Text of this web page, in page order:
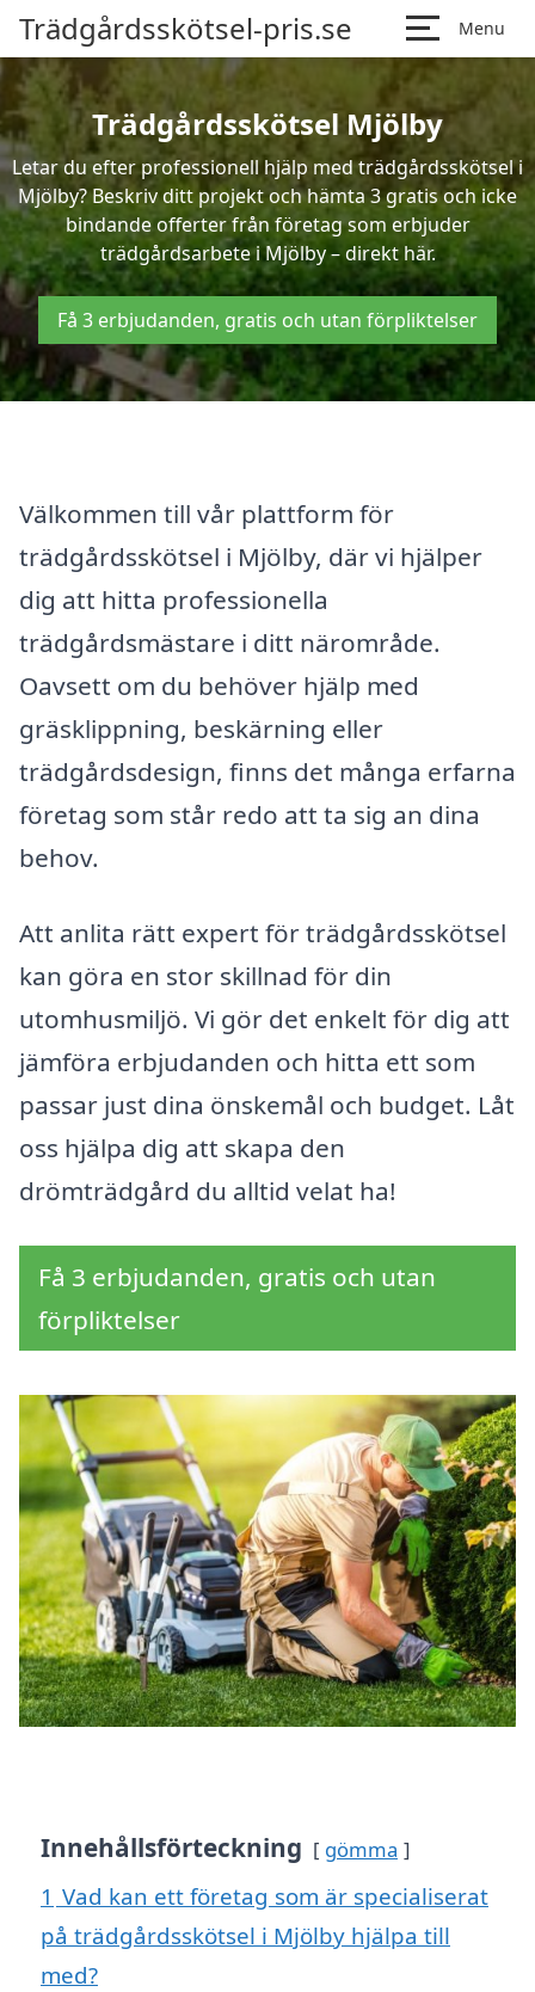
Trädgårdsskötsel-pris.se Menu
Trädgårdsskötsel Mjölby
Letar du efter professionell hjälp med trädgårdsskötsel i
Mjölby? Beskriv ditt projekt och hämta 3 gratis och icke
bindande offerter från företag som erbjuder
trädgårdsarbete i Mjölby – direkt här.
Få 3 erbjudanden, gratis och utan förpliktelser
Välkommen till vår plattform för
trädgårdsskötsel i Mjölby, där vi hjälper
dig att hitta professionella
trädgårdsmästare i ditt närområde.
Oavsett om du behöver hjälp med
gräsklippning, beskärning eller
trädgårdsdesign, finns det många erfarna
företag som står redo att ta sig an dina
behov.
Att anlita rätt expert för trädgårdsskötsel
kan göra en stor skillnad för din
utomhusmiljö. Vi gör det enkelt för dig att
jämföra erbjudanden och hitta ett som
passar just dina önskemål och budget. Låt
oss hjälpa dig att skapa den
drömträdgård du alltid velat ha!
Få 3 erbjudanden, gratis och utan
förpliktelser
Innehållsförteckning gömma
1 Vad kan ett företag som är specialiserat
på trädgårdsskötsel i Mjölby hjälpa till
med?